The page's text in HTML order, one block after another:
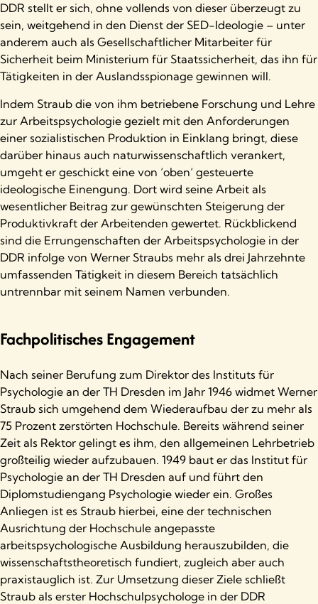
DDR stellt er sich, ohne vollends von dieser überzeugt zu
sein, weitgehend in den Dienst der SED-Ideologie – unter
anderem auch als Gesellschaftlicher Mitarbeiter für
Sicherheit beim Ministerium für Staatssicherheit, das ihn für
Tätigkeiten in der Auslandsspionage gewinnen will.
Indem Straub die von ihm betriebene Forschung und Lehre
zur Arbeitspsychologie gezielt mit den Anforderungen
einer sozialistischen Produktion in Einklang bringt, diese
darüber hinaus auch naturwissenschaftlich verankert,
umgeht er geschickt eine von ‘oben‘ gesteuerte
ideologische Einengung. Dort wird seine Arbeit als
wesentlicher Beitrag zur gewünschten Steigerung der
Produktivkraft der Arbeitenden gewertet. Rückblickend
sind die Errungenschaften der Arbeitspsychologie in der
DDR infolge von Werner Straubs mehr als drei Jahrzehnte
umfassenden Tätigkeit in diesem Bereich tatsächlich
untrennbar mit seinem Namen verbunden.
Fachpolitisches Engagement
Nach seiner Berufung zum Direktor des Instituts für
Psychologie an der TH Dresden im Jahr 1946 widmet Werner
Straub sich umgehend dem Wiederaufbau der zu mehr als
75 Prozent zerstörten Hochschule. Bereits während seiner
Zeit als Rektor gelingt es ihm, den allgemeinen Lehrbetrieb
großteilig wieder aufzubauen. 1949 baut er das Institut für
Psychologie an der TH Dresden auf und führt den
Diplomstudiengang Psychologie wieder ein. Großes
Anliegen ist es Straub hierbei, eine der technischen
Ausrichtung der Hochschule angepasste
arbeitspsychologische Ausbildung herauszubilden, die
wissenschaftstheoretisch fundiert, zugleich aber auch
praxistauglich ist. Zur Umsetzung dieser Ziele schließt
Straub als erster Hochschulpsychologe in der DDR